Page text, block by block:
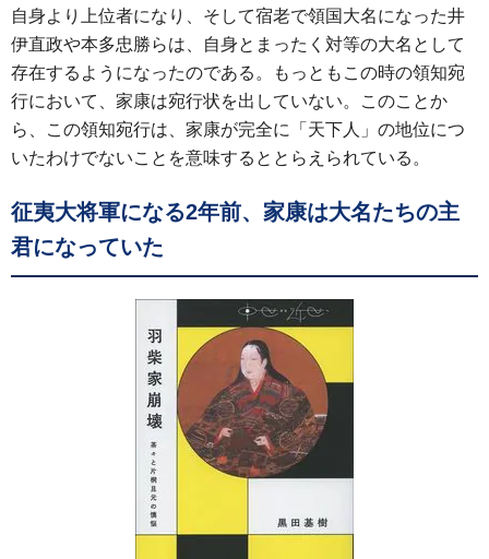
自身より上位者になり、そして宿老で領国大名になった井
伊直政や本多忠勝らは、自身とまったく対等の大名として
存在するようになったのである。もっともこの時の領知宛
行において、家康は宛行状を出していない。このことか
ら、この領知宛行は、家康が完全に「天下人」の地位につ
いたわけでないことを意味するととらえられている。
征夷大将軍になる2年前、家康は大名たちの主
君になっていた